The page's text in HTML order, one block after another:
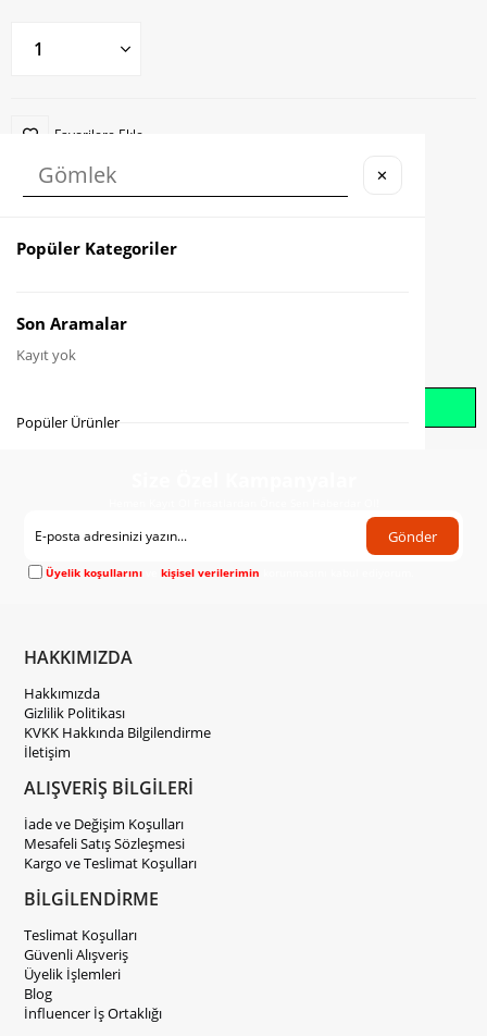
Favorilere Ekle
Karşılaştır
Gelince Haber Ver
Gönder
Üyelik koşullarını vekişisel verilerimin
HAKKIMIZDA
Hakkımızda
Gizlilik Politikası
KVKK Hakkında Bilgilendirme
İletişim
ALIŞVERİŞ BİLGİLERİ
İade ve Değişim Koşulları
Mesafeli Satış Sözleşmesi
Kargo ve Teslimat Koşulları
BİLGİLENDİRME
Teslimat Koşulları
Güvenli Alışveriş
Üyelik İşlemleri
Blog
İnfluencer İş Ortaklığı
✕
Popüler Kategoriler
Son Aramalar
Kayıt yok
Popüler Ürünler